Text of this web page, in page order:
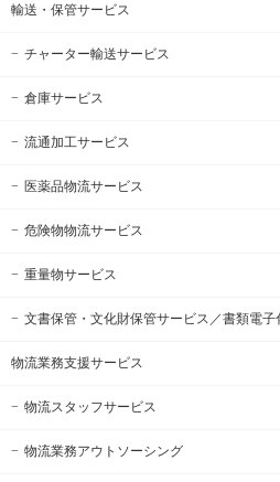
輸送・保管サービス
チャーター輸送サービス
倉庫サービス
流通加工サービス
医薬品物流サービス
危険物物流サービス
重量物サービス
文書保管・文化財保管サービス ／書類電子
物流業務支援サービス
物流スタッフサービス
物流業務アウトソーシング